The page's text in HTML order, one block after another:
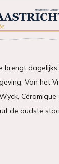
brengt
Van het
Céramique
de oudste